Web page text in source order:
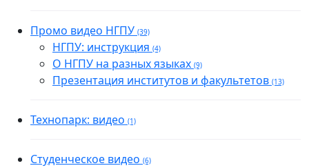
Промо видео НГПУ (39)
НГПУ: инструкция (4)
О НГПУ на разных языках (9)
Презентация институтов и факультетов (13)
Технопарк: видео (1)
Студенческое видео (6)